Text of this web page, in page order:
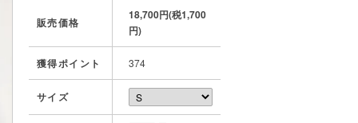
販売価格
18,700円(税1,700
円)
獲得ポイント 374
サイズ